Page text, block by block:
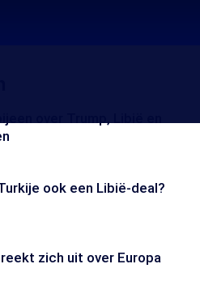
ook een Libië-deal?
zich uit over Europa